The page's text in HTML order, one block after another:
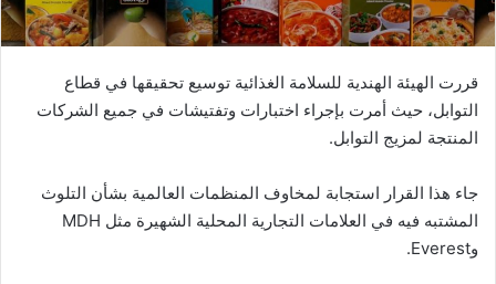
قررت الهيئة الهندية للسلامة الغذائية توسيع تحقيقها في قطاع
التوابل، حيث أمرت بإجراء اختبارات وتفتيشات في جميع الشركات
المنتجة لمزيج التوابل.
جاء هذا القرار استجابة لمخاوف المنظمات العالمية بشأن التلوث
المشتبه فيه في العلامات التجارية المحلية الشهيرة مثل MDH
وEverest.